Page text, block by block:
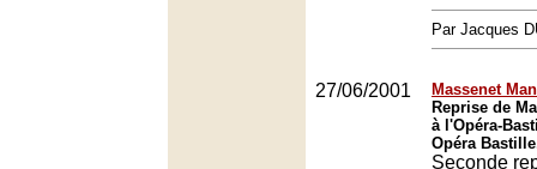
Par Jacques
27/06/2001
Massenet
Reprise de
à l'Opéra-
Opéra
Seconde